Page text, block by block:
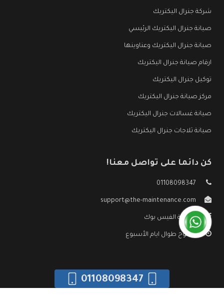
شركة جنرال اليكتريك
صيانة جنرال اليكتريك الرئيسي
صيانة جنرال اليكتريك وعناوينها
ارقام صيانة جنرال اليكتريك
توكيل جنرال اليكتريك
مركز صيانة جنرال اليكتريك
صيانة غسالات جنرال اليكتريك
صيانة ثلاجات جنرال اليكتريك
كن دائما على تواصل معنا!
01108098347
support@the-maintenance.com
صفحة الفيس بوك
مفتوح طوال ايام الأسبوع
01108098347